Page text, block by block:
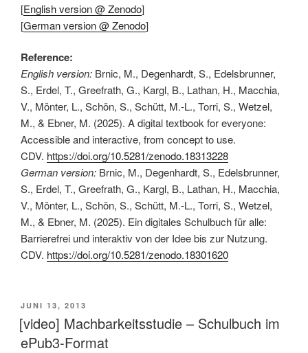
[English version @ Zenodo]
[German version @ Zenodo]
Reference:
English version: Brnic, M., Degenhardt, S., Edelsbrunner,
S., Erdel, T., Greefrath, G., Kargl, B., Lathan, H., Macchia,
V., Mönter, L., Schön, S., Schütt, M.-L., Torri, S., Wetzel,
M., & Ebner, M. (2025). A digital textbook for everyone:
Accessible and interactive, from concept to use.
CDV. https://doi.org/10.5281/zenodo.18313228
German version: Brnic, M., Degenhardt, S., Edelsbrunner,
S., Erdel, T., Greefrath, G., Kargl, B., Lathan, H., Macchia,
V., Mönter, L., Schön, S., Schütt, M.-L., Torri, S., Wetzel,
M., & Ebner, M. (2025). Ein digitales Schulbuch für alle:
Barrierefrei und interaktiv von der Idee bis zur Nutzung.
CDV. https://doi.org/10.5281/zenodo.18301620
VERÖFFENTLICHT
AM
JUNI 13, 2013
[video] Machbarkeitsstudie – Schulbuch im
ePub3-Format